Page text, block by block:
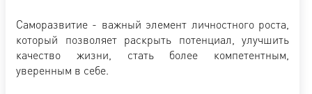
Саморазвитие - важный элемент личностного роста,
который позволяет раскрыть потенциал, улучшить
качество жизни, стать более компетентным,
уверенным в себе.